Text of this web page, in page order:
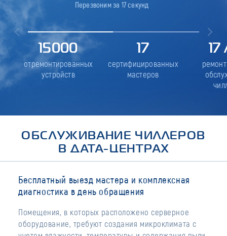
Перезвоним за 17секунд
15000
отремонтированных
устройств
17
сертифицированных
мастеров
17
ОБСЛУЖИВАНИЕ ЧИЛЛЕРОВ
В ДАТА-ЦЕНТРАХ
Бесплатный выезд мастера и комплексная
диагностика в день обращения
Помещения, в которых расположено серверное
оборудование, требуют создания микроклимата с